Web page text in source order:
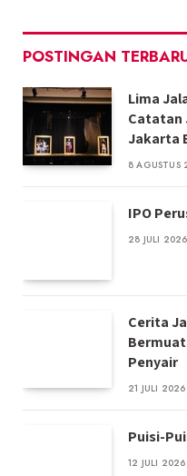
POSTINGAN
Lima
Catatan
Jakarta
8 AGUSTUS
IPO
28 JULI 2026
Cerita
Penyair
21 JULI 2026
Puisi-
12 JULI 2026